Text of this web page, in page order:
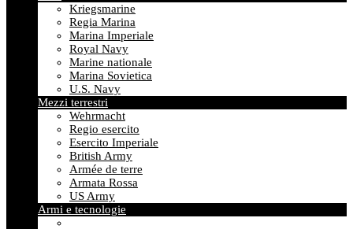
Kriegsmarine
Regia Marina
Marina Imperiale
Royal Navy
Marine nationale
Marina Sovietica
U.S. Navy
Mezzi terrestri
Wehrmacht
Regio esercito
Esercito Imperiale
British Army
Armée de terre
Armata Rossa
US Army
Armi e tecnologie